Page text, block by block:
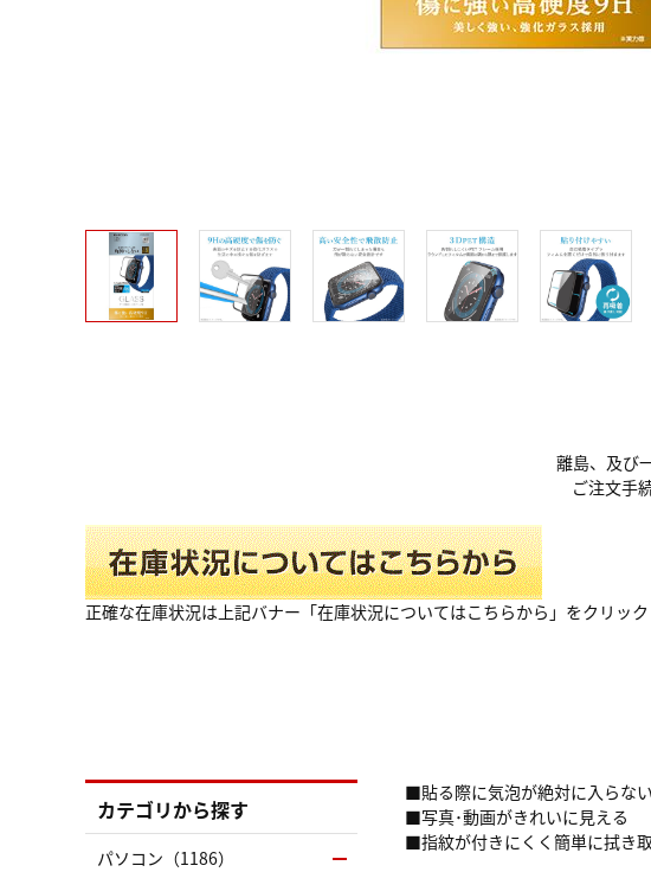
離島、及び
ご注文手
正確な在庫状況は上記バナー「在庫状況についてはこちらから」をクリック
■貼る際に気泡が絶対に入らない
■写真･動画がきれいに見える
■指紋が付きにくく簡単に拭き
カテゴリから探す
パソコン（1186）